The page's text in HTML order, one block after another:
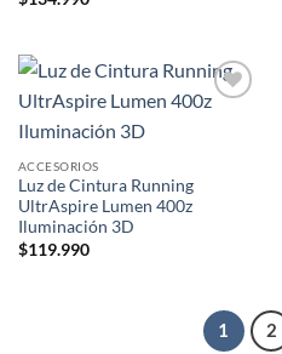
ACCESORIOS
Luz de Cintura Running
UltrAspire Lumen 400z
Iluminación 3D
$119.990
1 2